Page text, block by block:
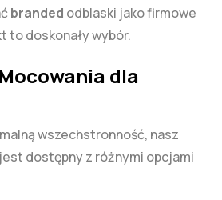
branded odblaski jako firmowe
to doskonały wybór.
dla
wszechstronność, nasz
jest dostępny z różnymi opcjami